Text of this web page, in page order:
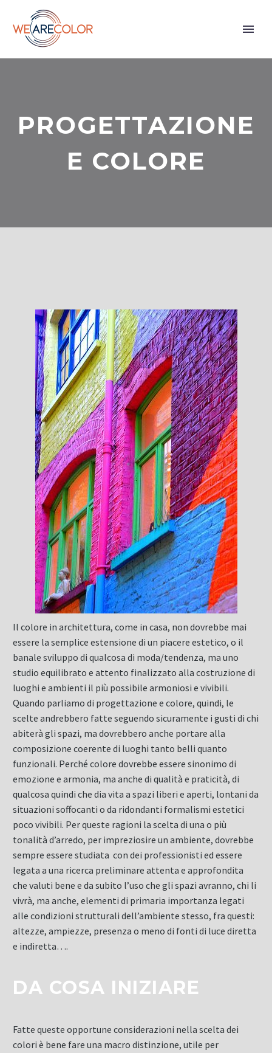
PROGETTAZIONE
E COLORE
Il colore in architettura, come in casa, non dovrebbe mai
essere la semplice estensione di un piacere estetico, o il
banale sviluppo di qualcosa di moda/tendenza, ma uno
studio equilibrato e attento finalizzato alla costruzione di
luoghi e ambienti il più possibile armoniosi e vivibili.
Quando parliamo di progettazione e colore, quindi, le
scelte andrebbero fatte seguendo sicuramente i gusti di chi
abiterà gli spazi, ma dovrebbero anche portare alla
composizione coerente di luoghi tanto belli quanto
funzionali. Perché colore dovrebbe essere sinonimo di
emozione e armonia, ma anche di qualità e praticità, di
qualcosa quindi che dia vita a spazi liberi e aperti, lontani da
situazioni soffocanti o da ridondanti formalismi estetici
poco vivibili. Per queste ragioni la scelta di una o più
tonalità d’arredo, per impreziosire un ambiente, dovrebbe
sempre essere studiata con dei professionisti ed essere
legata a una ricerca preliminare attenta e approfondita
che valuti bene e da subito l’uso che gli spazi avranno, chi li
vivrà, ma anche, elementi di primaria importanza legati
alle condizioni strutturali dell’ambiente stesso, fra questi:
altezze, ampiezze, presenza o meno di fonti di luce diretta
e indiretta….
DA COSA INIZIARE
Fatte queste opportune considerazioni nella scelta dei
colori è bene fare una macro distinzione, utile per